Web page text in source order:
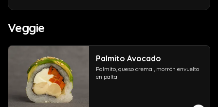
Veggie
Palmito Avocado
Palmito, queso crema , morrón envuelto
en palta